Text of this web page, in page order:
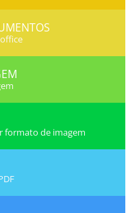
formato de imagem